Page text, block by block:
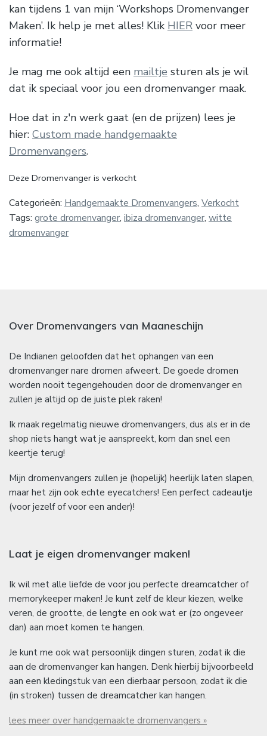
kan tijdens 1 van mijn ‘Workshops Dromenvanger
Maken’. Ik help je met alles! Klik HIER voor meer
informatie!
Je mag me ook altijd een mailtje sturen als je wil
dat ik speciaal voor jou een dromenvanger maak.
Hoe dat in z'n werk gaat (en de prijzen) lees je
hier: Custom made handgemaakte
Dromenvangers.
Deze Dromenvanger is verkocht
Categorieën: Handgemaakte Dromenvangers, Verkocht
Tags: grote dromenvanger, ibiza dromenvanger, witte
dromenvanger
Over Dromenvangers van Maaneschijn
De Indianen geloofden dat het ophangen van een
dromenvanger nare dromen afweert. De goede dromen
worden nooit tegengehouden door de dromenvanger en
zullen je altijd op de juiste plek raken!
Ik maak regelmatig nieuwe dromenvangers, dus als er in de
shop niets hangt wat je aanspreekt, kom dan snel een
keertje terug!
Mijn dromenvangers zullen je (hopelijk) heerlijk laten slapen,
maar het zijn ook echte eyecatchers! Een perfect cadeautje
(voor jezelf of voor een ander)!
Laat je eigen dromenvanger maken!
Ik wil met alle liefde de voor jou perfecte dreamcatcher of
memorykeeper maken! Je kunt zelf de kleur kiezen, welke
veren, de grootte, de lengte en ook wat er (zo ongeveer
dan) aan moet komen te hangen.
Je kunt me ook wat persoonlijk dingen sturen, zodat ik die
aan de dromenvanger kan hangen. Denk hierbij bijvoorbeeld
aan een kledingstuk van een dierbaar persoon, zodat ik die
(in stroken) tussen de dreamcatcher kan hangen.
lees meer over handgemaakte dromenvangers »